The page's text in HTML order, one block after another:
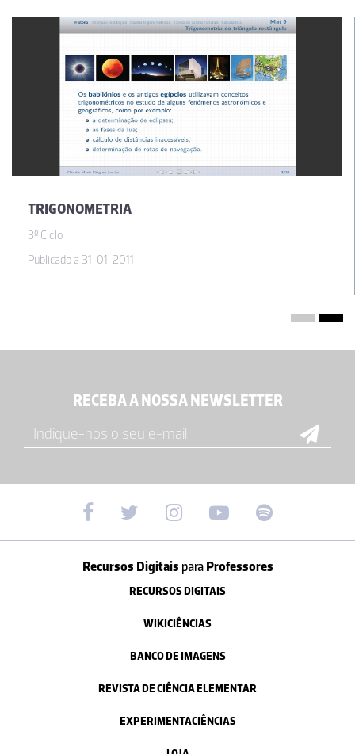
TRIGONOMETRIA
3º Ciclo
Publicado a 31-01-2011
RECEBA A NOSSA NEWSLETTER
Recursos Digitais paraProfessores
RECURSOS DIGITAIS
WIKICIÊNCIAS
BANCO DE IMAGENS
REVISTA DE CIÊNCIA ELEMENTAR
EXPERIMENTACIÊNCIAS